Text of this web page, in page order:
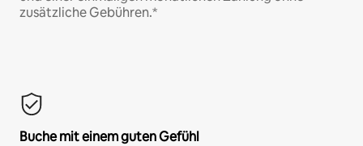
zusätzliche Gebühren.*
Buche mit einem guten Gefühl